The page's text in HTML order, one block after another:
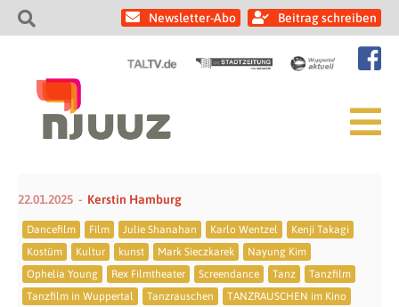
Newsletter-Abo Beitrag schreiben
22.01.2025 Kerstin Hamburg
Dancefilm Film Julie Shanahan Karlo Wentzel
Kenji Takagi
Kostüm
Kultur kunst Mark Sieczkarek
Nayung Kim
Ophelia Young
Rex Filmtheater Screendance Tanz
Tanzfilm
Tanzfilm in Wuppertal
Tanzrauschen
TANZRAUSCHEN im Kino